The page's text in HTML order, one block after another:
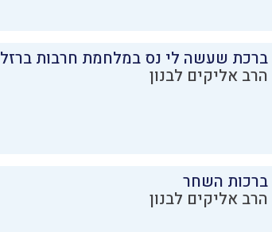
ברכת שעשה לי נס במלחמת חרבות ברזל
הרב אליקים לבנון
ברכות השחר
הרב אליקים לבנון